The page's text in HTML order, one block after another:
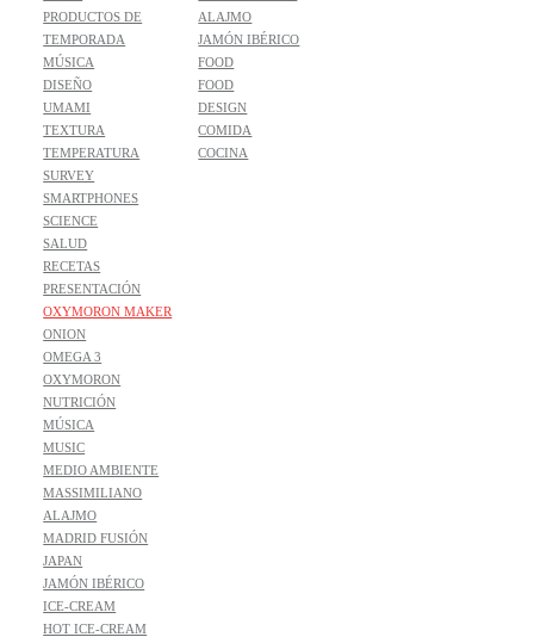
PRODUCTOS DE
TEMPORADA
MÚSICA
DISEÑO
UMAMI
TEXTURA
TEMPERATURA
SURVEY
SMARTPHONES
SCIENCE
SALUD
RECETAS
PRESENTACIÓN
OXYMORON MAKER
ONION
OMEGA 3
OXYMORON
NUTRICIÓN
MÚSICA
MUSIC
MEDIO AMBIENTE
MASSIMILIANO
ALAJMO
MADRID FUSIÓN
JAPAN
JAMÓN IBÉRICO
ICE-CREAM
HOT ICE-CREAM
ALAJMO
JAMÓN IBÉRICO
FOOD
FOOD
DESIGN
COMIDA
COCINA